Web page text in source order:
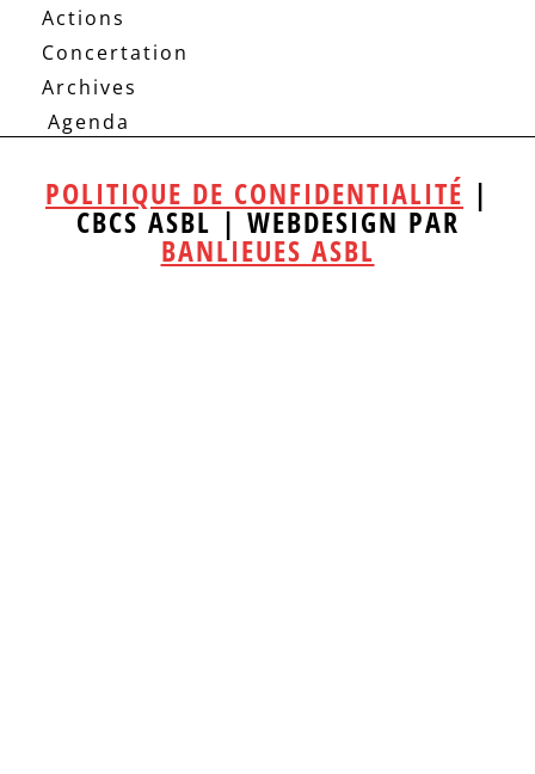
Actions
Concertation
Archives
Agenda
POLITIQUE DE CONFIDENTIALITÉ |
CBCS ASBL | WEBDESIGN PAR
BANLIEUES ASBL